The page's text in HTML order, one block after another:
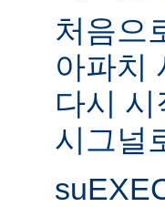
처음으
아파치
다시
시그널